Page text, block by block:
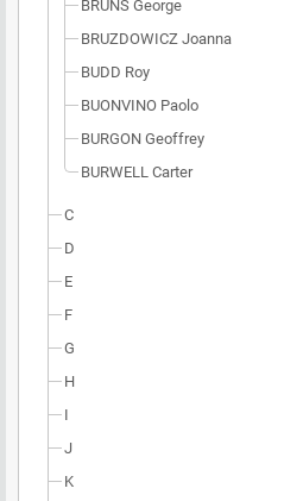
BRUNS George
BRUZDOWICZ Joanna
BUDD Roy
BUONVINO Paolo
BURGON Geoffrey
BURWELL Carter
C
D
E
F
G
H
I
J
K